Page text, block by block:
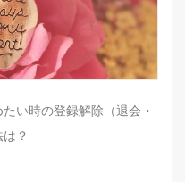
い時の登録解除（退会・
？